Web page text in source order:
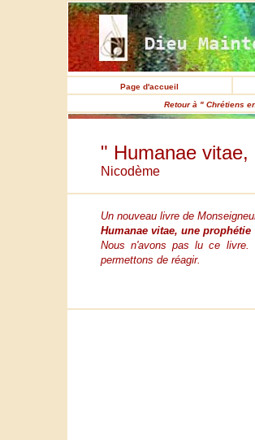
Page d'accueil
Retour à " Chrétiens
" Humanae
Nicodème
Un nouveau livre de
Humanae vitae, une prophétie
Nous n'avons pas lu ce livre.
permettons de réagir.